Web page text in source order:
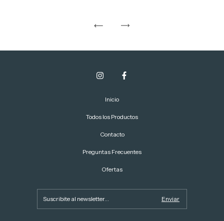
Inicio
Todos los Productos
Contacto
Preguntas Frecuentes
Ofertas